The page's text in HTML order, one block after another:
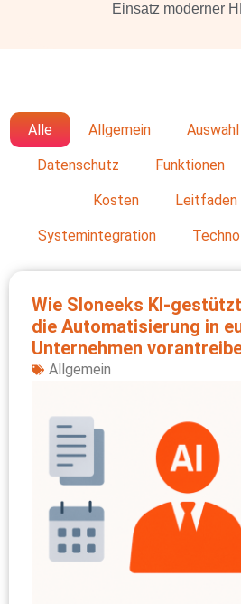
Einsatz moderner
Allgemein Auswahl
Datenschutz Funktionen
Kosten Leitfaden
Systemintegration
Alle
Wie Sloneeks
die Automatisierung in
Unternehmen
Allgemein